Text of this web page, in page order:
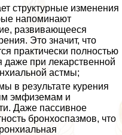
структурные изменения
напоминают
развивающееся
Это значит, что
пpaктически полностью
даже при лекарственной
астмы;
в результате курения
эмфиземам и
Даже пассивное
бронхоспазмов, что